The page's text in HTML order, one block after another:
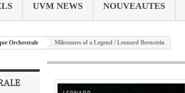
UVM NEWS NOUVEAUTES
Orchestrale Milestones of a Legend / Leonard Bernstein